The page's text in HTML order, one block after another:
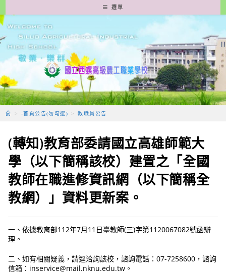
轉
至
要
容
選單
> -首頁公告(勿勾選) > 教職員公告
(轉知)教育部委請國立高雄師範大
學（以下簡稱該校）建置之「全國
教師在職進修資訊網（以下簡稱全
教網）」資料更新案。
一、依據教育部112年7月11日臺教師(三)字第1120067082號函辦
理。
二、如有相關疑義，請逕洽詢該校，諮詢電話：07-7258600，諮詢
信箱：inservice@mail.nknu.edu.tw。